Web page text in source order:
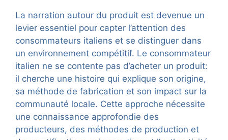
La narration autour du produit est devenue un
levier essentiel pour capter l’attention des
consommateurs italiens et se distinguer dans
un environnement compétitif. Le consommateur
italien ne se contente pas d’acheter un produit:
il cherche une histoire qui explique son origine,
sa méthode de fabrication et son impact sur la
communauté locale. Cette approche nécessite
une connaissance approfondie des
producteurs, des méthodes de production et